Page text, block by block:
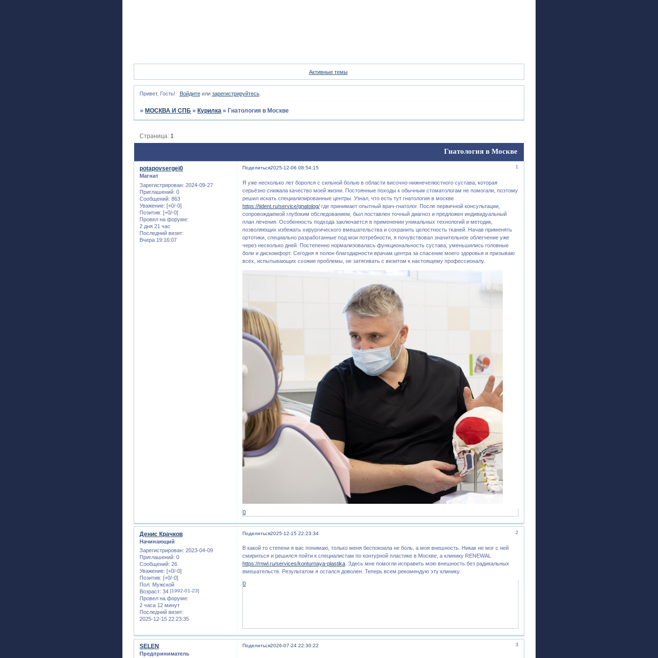
Активные темы
Привет, Гость! Войдитеили зарегистрируйтесь.
» МОСКВА И СПБ » Курилка » Гнатология в Москве
Гнатология в Москве
Страница:1
Поделиться 1
2025-12-06 08:54:15
potapovsergei0
Магнат
Зарегистрирован: 2024-09-27
Приглашений: 0
Сообщений: 863
Уважение: [+0/-0]
Позитив: [+0/-0]
Провел на форуме:
2 дня 21 час
Последний визит:
Вчера 19:16:07
Я уже несколько лет боролся с сильной болью в области височно-нижнечелюстного сустава, которая
серьёзно снижала качество моей жизни. Постоянные походы к обычным стоматологам не помогали, поэтому
решил искать специализированные центры. Узнал, что есть тут гнатология в москве
https://tident.ru/service/gnatolog/ где принимает опытный врач-гнатолог. После первичной консультации,
сопровождаемой глубоким обследованием, был поставлен точный диагноз и предложен индивидуальный
план лечения. Особенность подхода заключается в применении уникальных технологий и методик,
позволяющих избежать хирургического вмешательства и сохранить целостность тканей. Начав применять
ортотики, специально разработанные под мои потребности, я почувствовал значительное облегчение уже
через несколько дней. Постепенно нормализовалась функциональность сустава, уменьшились головные
боли и дискомфорт. Сегодня я полон благодарности врачам центра за спасение моего здоровья и призываю
всех, испытывающих схожие проблемы, не затягивать с визитом к настоящему профессионалу.
0
Поделиться 2
2025-12-15 22:23:34
Денис Крачков
Начинающий
Зарегистрирован: 2023-04-09
Приглашений: 0
Сообщений: 26
Уважение: [+0/-0]
Позитив: [+0/-0]
Пол: Мужской
Возраст: 34 [1992-01-23]
Провел на форуме:
2 часа 12 минут
Последний визит:
2025-12-15 22:23:35
В какой то степени я вас понимаю, только меня беспокоила не боль, а моя внешность. Никак не мог с ней
смириться и решился пойти к специалистам по контурной пластике в Москве, а клинику RENEWAL
https://rnwl.ru/services/konturnaya-plastika . Здесь мне помогли исправить мою внешность без радикальных
вмешательств. Результатом я остался доволен. Теперь всем рекомендую эту клинику.
0
Поделиться 3
2026-07-24 22:30:22
SELEN
Предприниматель